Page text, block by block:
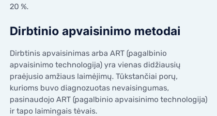
20 %.
Dirbtinio apvaisinimo metodai
Dirbtinis apvaisinimas arba ART (pagalbinio
apvaisinimo technologija) yra vienas didžiausių
praėjusio amžiaus laimėjimų. Tūkstančiai porų,
kurioms buvo diagnozuotas nevaisingumas,
pasinaudojo ART (pagalbinio apvaisinimo technologija)
ir tapo laimingais tėvais.